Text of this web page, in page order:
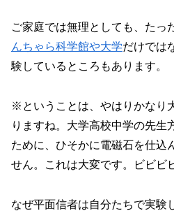
ご家庭では無理としても、たっ
んちゃら科学館や大学だけでは
験しているところもあります。
※ということは、やはりかなり
りますね。大学高校中学の先生
ために、ひそかに電磁石を仕込
せん。これは大変です。ビビビ
なぜ平面信者は自分たちで実験